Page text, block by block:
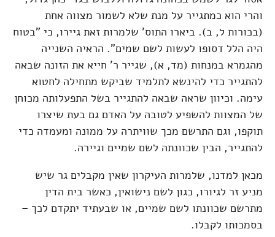
והרי הוא כמתגייר על מנת שלא לשמור מצווה אחת
(בכורות ל, ב). ביארו התוס' שלמרות זאת גיירו, כי "בטוח
היה הלל דסופו לעשות לשם שמים". הראיה השנייה
מהגמרא במנחות (מד, א), שגייר ר' חייא את הזונה שבאה
להתגייר כדי להינשא לתלמיד שביקש מתחילה לחטוא
עימה. וכיוון שראה שבאה להתגייר בשל התפעלותה מכוחן
של המצוות להשפיע לטובה על האדם גם בעת שיצרו
תוקפו, וגם התרשם מכך שוויתרה על ממונה ומעמדה כדי
להתגייר, הבין שכוונתה לשם שמיים וגיירה.
מכאן למדנו, שלמרות העיקרון שאין מקבלים גר שיש
מניע זר לגיורו, כגון לשם נישואין, כאשר בית הדין
מתרשם שכוונתו לשם שמיים, או שבעתיד יתקדם לכך –
בסמכותו לקבלו.